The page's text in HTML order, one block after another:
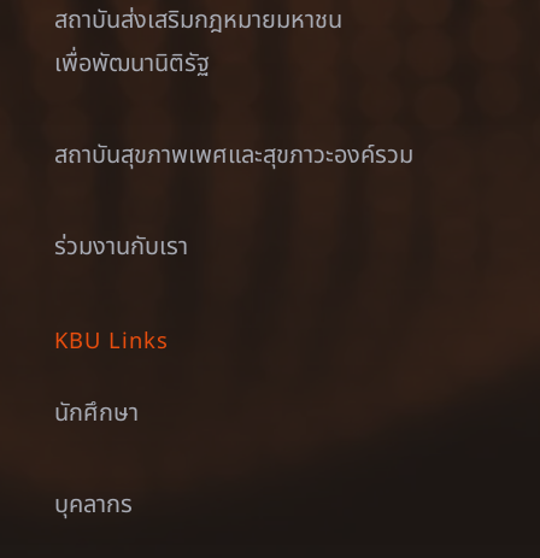
สถาบันส่งเสริมกฎหมายมหาชน
เพื่อพัฒนานิติรัฐ
สถาบันสุขภาพเพศและสุขภาวะองค์รวม
ร่วมงานกับเรา
KBU Links
นักศึกษา
บุคลากร